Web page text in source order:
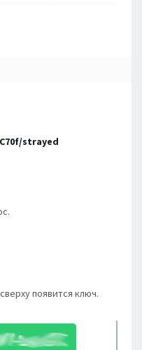
strayed
появится ключ.